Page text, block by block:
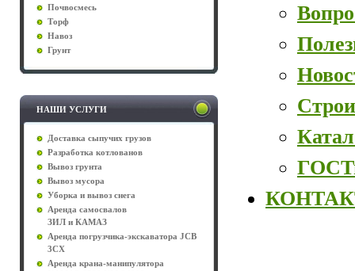
Почвосмесь
Торф
Навоз
Грунт
НАШИ УСЛУГИ
Доставка сыпучих грузов
Разработка котлованов
Вывоз грунта
Вывоз мусора
Уборка и вывоз снега
Аренда самосвалов
ЗИЛ и КАМАЗ
Аренда погрузчика-экскаватора JCB
3CX
Аренда крана-манипулятора